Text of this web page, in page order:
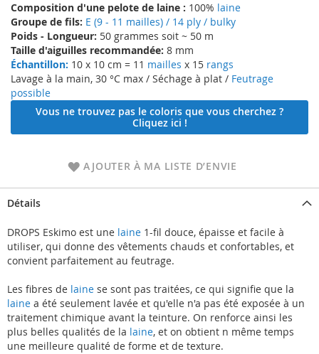
Composition d'une pelote de laine : 100% laine
Groupe de fils: E (9 - 11 mailles) / 14 ply / bulky
Poids - Longueur: 50 grammes soit ~ 50 m
Taille d'aiguilles recommandée: 8 mm
Échantillon: 10 x 10 cm = 11 mailles x 15 rangs
Lavage à la main, 30 °C max / Séchage à plat / Feutrage
possible
Vous ne trouvez pas le coloris que vous cherchez ?
Cliquez ici !
AJOUTER À MA LISTE D’ENVIE
gallery
Détails
DROPS Eskimo est une laine 1-fil douce, épaisse et facile à
utiliser, qui donne des vêtements chauds et confortables, et
convient parfaitement au feutrage.
Les fibres de laine se sont pas traitées, ce qui signifie que la
laine a été seulement lavée et qu'elle n'a pas été exposée à un
traitement chimique avant la teinture. On renforce ainsi les
plus belles qualités de la laine, et on obtient n même temps
une meilleure qualité de forme et de texture.